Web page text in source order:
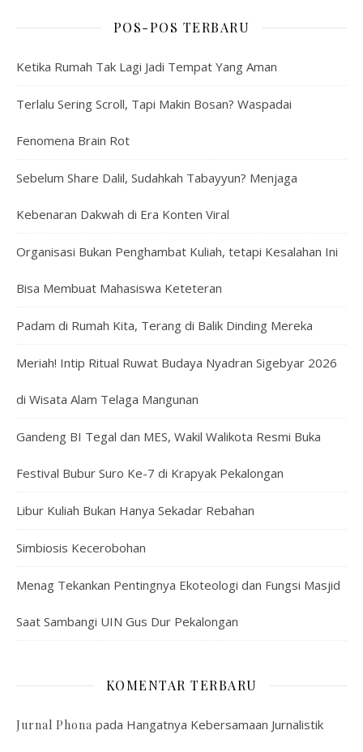
POS-POS TERBARU
Ketika Rumah Tak Lagi Jadi Tempat Yang Aman
Terlalu Sering Scroll, Tapi Makin Bosan? Waspadai
Fenomena Brain Rot
Sebelum Share Dalil, Sudahkah Tabayyun? Menjaga
Kebenaran Dakwah di Era Konten Viral
Organisasi Bukan Penghambat Kuliah, tetapi Kesalahan Ini
Bisa Membuat Mahasiswa Keteteran
Padam di Rumah Kita, Terang di Balik Dinding Mereka
Meriah! Intip Ritual Ruwat Budaya Nyadran Sigebyar 2026
di Wisata Alam Telaga Mangunan
Gandeng BI Tegal dan MES, Wakil Walikota Resmi Buka
Festival Bubur Suro Ke-7 di Krapyak Pekalongan
Libur Kuliah Bukan Hanya Sekadar Rebahan
Simbiosis Kecerobohan
Menag Tekankan Pentingnya Ekoteologi dan Fungsi Masjid
Saat Sambangi UIN Gus Dur Pekalongan
KOMENTAR TERBARU
Jurnal Phona pada Hangatnya Kebersamaan Jurnalistik